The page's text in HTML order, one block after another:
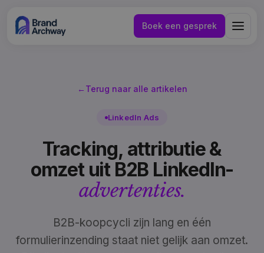
Boek een gesprek
NL EN
← Terug naar alle artikelen
LinkedIn Ads
Tracking, attributie &
omzet uit B2B LinkedIn-
advertenties.
B2B-koopcycli zijn lang en één
formulierinzending staat niet gelijk aan omzet.